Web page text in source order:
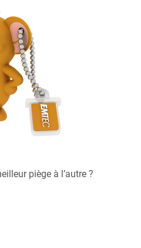
piège à l’autre ?